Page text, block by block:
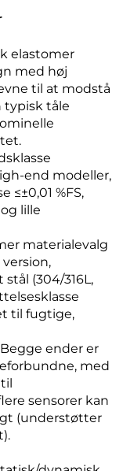
elastomer
med høj
til at modstå
typisk tåle
end modeller,
≤±0,01 %FS,
lille
materialevalg
(304/316L,
til fugtige,
Begge ender er
med
sensorer kan
(understøtter